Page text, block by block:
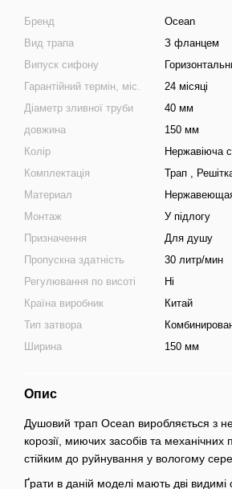
Бренд
Ocean
Вид трапа
З фланцем
Випуск сифону
Гарантійний термін, міс.
24 місяці
Діаметр зливної труби
40 мм
довжина
150 мм
Колір
Нержавіюча
Комплектація
Трап ,
Материал
Монтаж
У підлогу
Призначення
Для душу
Пропускна здатність
30 литр/мин
Регулювання по висоті
Ні
Країна виробник
Китай
Тип затвора
Ширина
150 мм
Опис
Душовий трап Ocean виробляється з
корозії, миючих засобів та
стійким до руйнування у вологому
Ґрати в даній моделі мають дві